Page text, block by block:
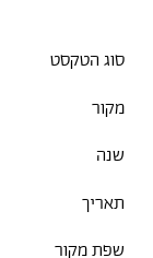
סוג הטקסט
מקור
שנה
תאריך
שפת מקור